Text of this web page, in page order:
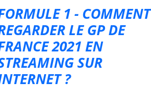
1 - COMMENT
LE GP DE
2021 EN
SUR
?